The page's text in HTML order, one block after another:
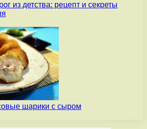
из детства: рецепт и секреты
шарики с сыром